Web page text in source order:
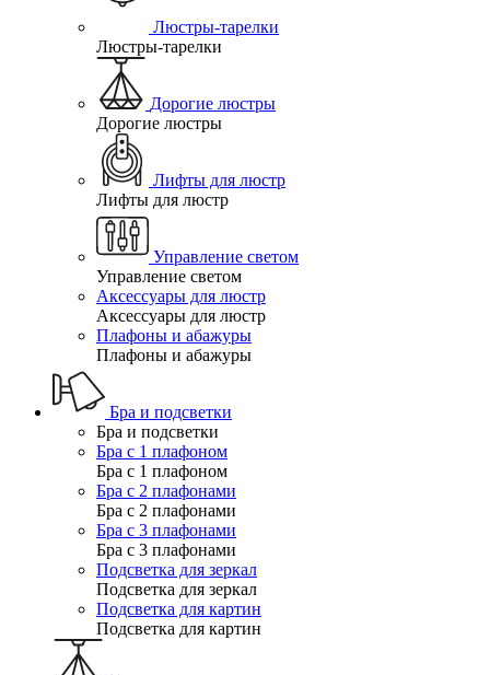
Люстры-тарелки
Люстры-тарелки
Дорогие люстры
Дорогие люстры
Лифты для люстр
Лифты для люстр
Управление светом
Управление светом
Аксессуары для люстр
Аксессуары для люстр
Плафоны и абажуры
Плафоны и абажуры
Бра и подсветки
Бра и подсветки
Бра с 1 плафоном
Бра с 1 плафоном
Бра с 2 плафонами
Бра с 2 плафонами
Бра с 3 плафонами
Бра с 3 плафонами
Подсветка для зеркал
Подсветка для зеркал
Подсветка для картин
Подсветка для картин